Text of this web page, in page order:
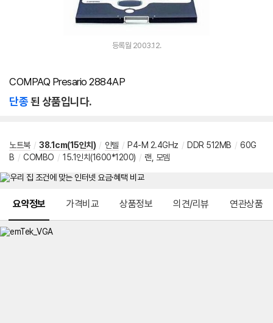
등록월 2003.12.
COMPAQ Presario 2884AP
단종된 상품입니다.
노트북 / 38.1cm(15인치) / 인텔 / P4-M 2.4GHz / DDR 512MB / 60G
B / COMBO / 15.1인치(1600*1200) / 랜, 모뎀
요약정보 가격비교 상품정보 의견/리뷰 연관상품